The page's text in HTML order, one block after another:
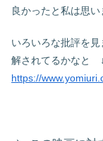
良かったと私は思
いろいろな批評を
解されてるかなと ↓
https://